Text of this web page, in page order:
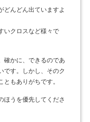
どんどん出ていますよ
いクロスなど様々で
確かに、できるのであ
です。しかし、そのク
もありがちです。
ほうを優先してくださ